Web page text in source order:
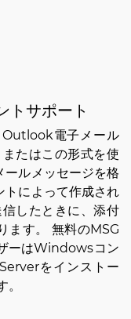
トサポート
電子メール
たはこの形式を使
ールメッセージを格
トによって作成され
したときに、添付
ます。 無料のMSG
ーはWindowsコン
をインストー